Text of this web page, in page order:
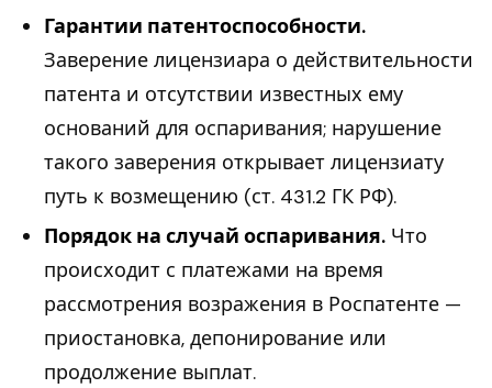
Гарантии патентоспособности.
Заверение лицензиара о действительности
патента и отсутствии известных ему
оснований для оспаривания; нарушение
такого заверения открывает лицензиату
путь к возмещению (ст. 431.2 ГК РФ).
Порядок на случай оспаривания. Что
происходит с платежами на время
рассмотрения возражения в Роспатенте —
приостановка, депонирование или
продолжение выплат.